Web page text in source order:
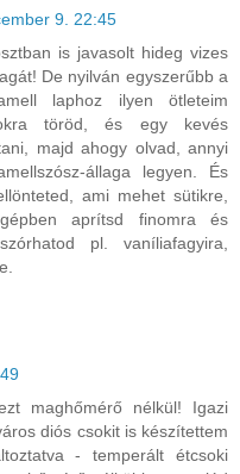
9. 22:45
is javasolt hideg vizes
De nyilván egyszerűbb a
laphoz ilyen ötleteim
töröd, és egy kevés
majd ahogy olvad, annyi
állaga legyen. És
ami mehet sütikre,
aprítsd finomra és
pl. vaníliafagyira,
maghőmérő nélkül! Igazi
diós csokit is készítettem
- temperált étcsoki